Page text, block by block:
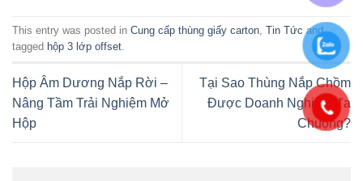
This entry was posted in Cung cấp thùng giấy carton Tin Tức and
tagged hộp 3 lớp offset
Hộp Âm Dương Nắp Rời –
Nâng Tầm Trải Nghiệm Mở
Hộp
Tại Sao Thùng Nắp Chồm
Được Doanh Nghiệp Ưa
Chuộng?